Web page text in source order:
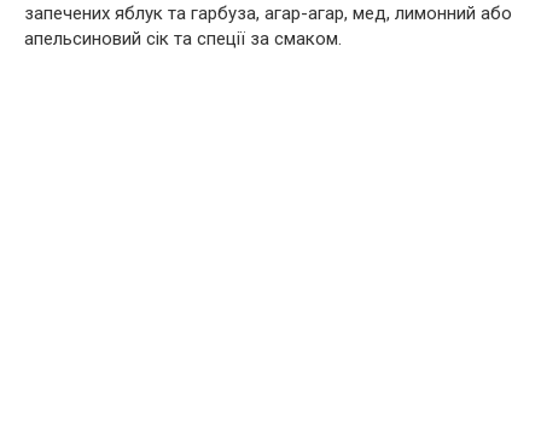
запечених яблук та гарбуза, агар-агар, мед, лимонний або
апельсиновий сік та спеції за смаком.